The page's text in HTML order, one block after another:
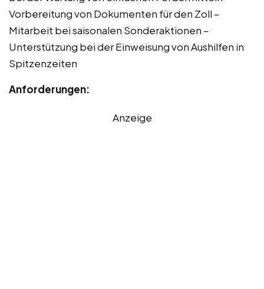
Vorbereitung von Dokumenten für den Zoll –
Mitarbeit bei saisonalen Sonderaktionen –
Unterstützung bei der Einweisung von Aushilfen in
Spitzenzeiten
Anforderungen:
Anzeige